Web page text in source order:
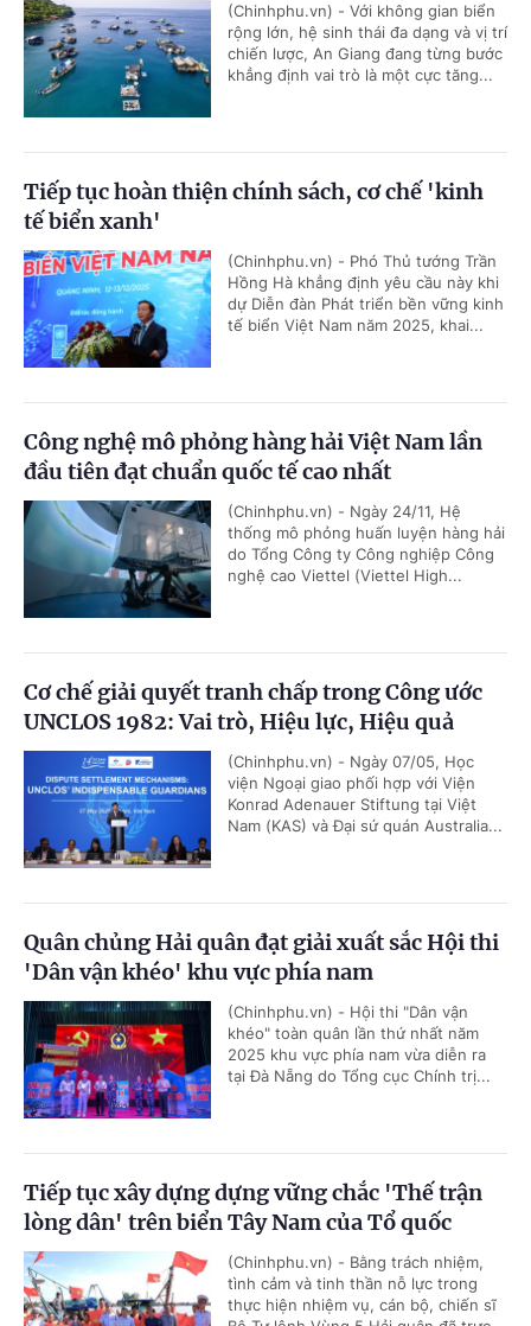
(Chinhphu.vn) - Với không gian biển
rộng lớn, hệ sinh thái đa dạng và vị trí
chiến lược, An Giang đang từng bước
khẳng định vai trò là một cực tăng...
Tiếp tục hoàn thiện chính sách, cơ chế 'kinh
tế biển xanh'
(Chinhphu.vn) - Phó Thủ tướng Trần
Hồng Hà khẳng định yêu cầu này khi
dự Diễn đàn Phát triển bền vững kinh
tế biển Việt Nam năm 2025, khai...
Công nghệ mô phỏng hàng hải Việt Nam lần
đầu tiên đạt chuẩn quốc tế cao nhất
(Chinhphu.vn) - Ngày 24/11, Hệ
thống mô phỏng huấn luyện hàng hải
do Tổng Công ty Công nghiệp Công
nghệ cao Viettel (Viettel High...
Cơ chế giải quyết tranh chấp trong Công ước
UNCLOS 1982: Vai trò, Hiệu lực, Hiệu quả
(Chinhphu.vn) - Ngày 07/05, Học
viện Ngoại giao phối hợp với Viện
Konrad Adenauer Stiftung tại Việt
Nam (KAS) và Đại sứ quán Australia...
Quân chủng Hải quân đạt giải xuất sắc Hội thi
'Dân vận khéo' khu vực phía nam
(Chinhphu.vn) - Hội thi "Dân vận
khéo" toàn quân lần thứ nhất năm
2025 khu vực phía nam vừa diễn ra
tại Đà Nẵng do Tổng cục Chính trị...
Tiếp tục xây dựng dựng vững chắc 'Thế trận
lòng dân' trên biển Tây Nam của Tổ quốc
(Chinhphu.vn) - Bằng trách nhiệm,
tình cảm và tinh thần nỗ lực trong
thực hiện nhiệm vụ, cán bộ, chiến sĩ